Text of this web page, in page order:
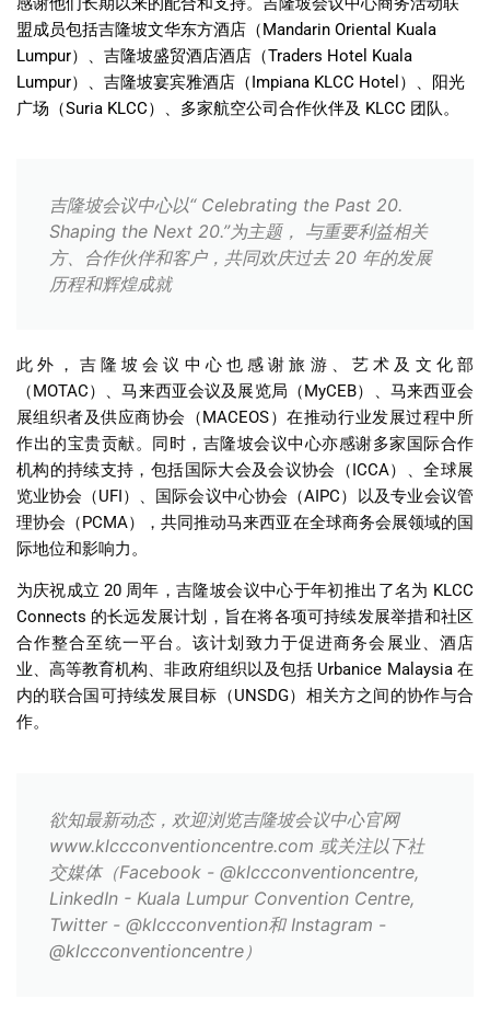
盟成员包括吉隆坡文华东方酒店（Mandarin Oriental Kuala
Lumpur）、吉隆坡盛贸酒店酒店（Traders Hotel Kuala
Lumpur）、吉隆坡宴宾雅酒店（Impiana KLCC Hotel ）、阳光
广场（Suria KLCC）、多家航空公司合作伙伴及 KLCC 团队。
吉隆坡会议中心以“ Celebrating the Past 20.
Shaping the Next 20.”为主题， 与重要利益相关
方、合作伙伴和客户，共同欢庆过去 20 年的发展
历程和辉煌成就
此外，吉隆坡会议中心也感谢旅游、艺术及文化部
（MOTAC）、马来西亚会议及展览局（MyCEB）、马来西亚会
展组织者及供应商协会（MACEOS）在推动行业发展过程中所
作出的宝贵贡献。同时，吉隆坡会议中心亦感谢多家国际合作
机构的持续支持，包括国际大会及会议协会（ICCA）、全球展
览业协会（UFI）、国际会议中心协会（AIPC）以及专业会议管
理协会（PCMA），共同推动马来西亚在全球商务会展领域的国
际地位和影响力。
为庆祝成立 20 周年，吉隆坡会议中心于年初推出了名为 KLCC
Connects 的长远发展计划，旨在将各项可持续发展举措和社区
合作整合至统一平台。该计划致力于促进商务会展业、酒店
业、高等教育机构、非政府组织以及包括 Urbanice Malaysia 在
内的联合国可持续发展目标（UNSDG）相关方之间的协作与合
作。
欲知最新动态，欢迎浏览吉隆坡会议中心官网
www.klccconventioncentre.com 或关注以下社
交媒体（Facebook - @klccconventioncentre,
LinkedIn - Kuala Lumpur Convention Centre,
Twitter - @klccconvention和 Instagram -
@klccconventioncentre）